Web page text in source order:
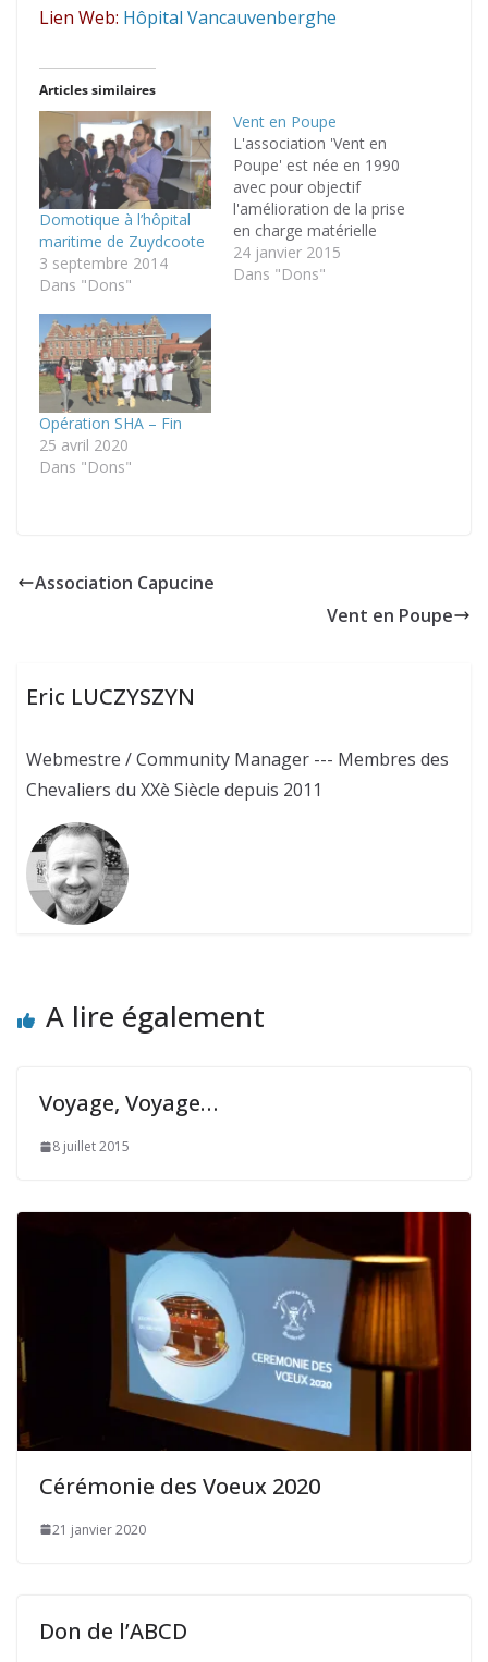
Lien Web: Hôpital Vancauvenberghe
Articles similaires
Domotique à l’hôpital
maritime de Zuydcoote
3 septembre 2014
Dans "Dons"
Vent en Poupe
L'association 'Vent en
Poupe' est née en 1990
avec pour objectif
l'amélioration de la prise
en charge matérielle
des enfants et adultes
de l'institut
24 janvier 2015
Dans "Dons"
Opération SHA – Fin
25 avril 2020
Dans "Dons"
Association Capucine
Vent en Poupe
Eric LUCZYSZYN
Webmestre / Community Manager --- Membres des
Chevaliers du XXè Siècle depuis 2011
A lire également
Voyage, Voyage…
8 juillet 2015
Cérémonie des Voeux 2020
21 janvier 2020
Don de l’ABCD